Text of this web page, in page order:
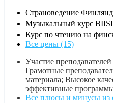
Страноведение
Музыкальный курс BIISI
Курс по чтению на
Все цены (15)
Участие
Грамотные
материала; Высокое
эффективные
Все плюсы и минусы из